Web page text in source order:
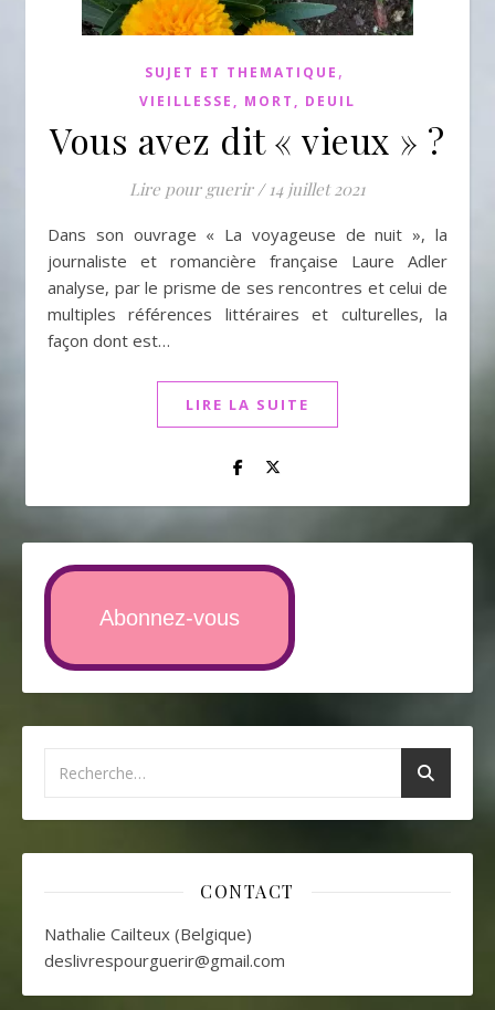
SUJET ET THEMATIQUE ,
VIEILLESSE, MORT, DEUIL
Vous avez dit « vieux » ?
Lire pour guerir / 14 juillet 2021
Dans son ouvrage « La voyageuse de nuit », la
journaliste et romancière française Laure Adler
analyse, par le prisme de ses rencontres et celui de
multiples références littéraires et culturelles, la
façon dont est…
LIRE LA SUITE
Abonnez-vous
CONTACT
Nathalie Cailteux (Belgique)
deslivrespourguerir@gmail.com